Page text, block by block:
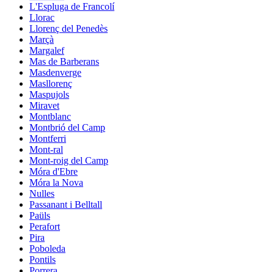
L'Espluga de Francolí
Llorac
Llorenç del Penedès
Marçà
Margalef
Mas de Barberans
Masdenverge
Masllorenç
Maspujols
Miravet
Montblanc
Montbrió del Camp
Montferri
Mont-ral
Mont-roig del Camp
Móra d'Ebre
Móra la Nova
Nulles
Passanant i Belltall
Paüls
Perafort
Pira
Poboleda
Pontils